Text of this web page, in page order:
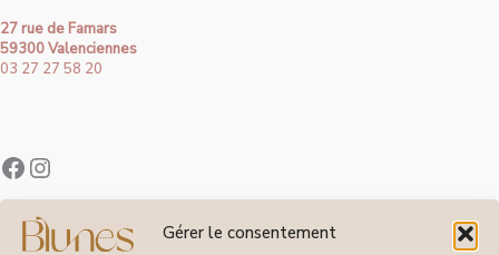
Gérer le consentement
27 rue de Famars
59300 Valenciennes
03 27 27 58 20
Contact
À Propos de Blunes